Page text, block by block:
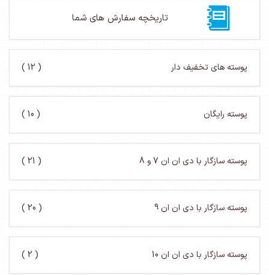
تاریخچه سفارش های شما
پوسته های تخفیف دار ( 12 )
پوسته رایگان ( 10 )
پوسته سازگار با دی ان ان 7 و 8 ( 21 )
پوسته سازگار با دی ان ان 9 ( 20 )
پوسته سازگار با دی ان ان 10 ( 2 )